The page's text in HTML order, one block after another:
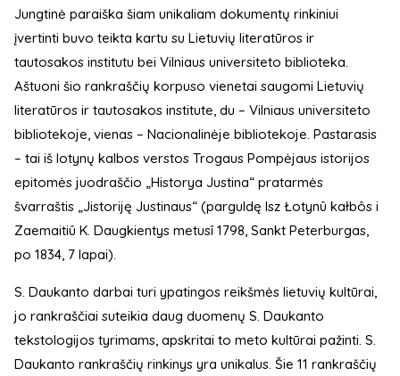
Jungtinė paraiška šiam unikaliam dokumentų rinkiniui
įvertinti buvo teikta kartu su Lietuvių literatūros ir
tautosakos institutu bei Vilniaus universiteto biblioteka.
Aštuoni šio rankraščių korpuso vienetai saugomi Lietuvių
literatūros ir tautosakos institute, du – Vilniaus universiteto
bibliotekoje, vienas – Nacionalinėje bibliotekoje. Pastarasis
– tai iš lotynų kalbos verstos Trogaus Pompėjaus istorijos
epitomės juodraščio „Historya Justina“ pratarmės
švarraštis „Jistoriję Justinaus“ (parguldę Isz Łotynû kałbôs i
Zaemaitiû K. Daugkientys metusî 1798, Sankt Peterburgas,
po 1834, 7 lapai).
S. Daukanto darbai turi ypatingos reikšmės lietuvių kultūrai,
jo rankraščiai suteikia daug duomenų S. Daukanto
tekstologijos tyrimams, apskritai to meto kultūrai pažinti. S.
Daukanto rankraščių rinkinys yra unikalus. Šie 11 rankraščių